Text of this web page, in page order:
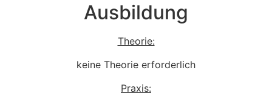
Ausbildung
Theorie:
keine Theorie erforderlich
Praxis: